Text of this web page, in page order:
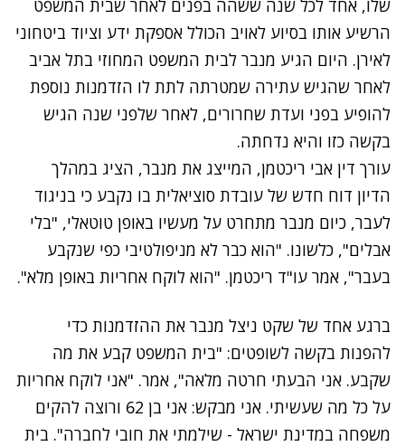
שלו, אחד לכל שנה ששהה בפנים לאחר שבית המשפט
הרשיע אותו בסיוע לאויב הכולל אספקת ידע וציוד ביטחוני
לאירן. היום הגיע מנבר לבית המשפט המחוזי בתל אביב
לאחר שהגיש עתירה שמטרתה לתת לו הזדמנות נוספת
להופיע בפני ועדת שחרורים, לאחר שלפני שנה הגיש
בקשה כזו והיא נדחתה.
עורך דין אבי ריכטמן, המייצג את מנבר, הציג במהלך
הדיון דוח חדש של עובדת סוציאלית בו נקבע כי בניגוד
לעבר, כיום מנבר מתחרט על מעשיו באופן טוטאלי, "בלי
אבלים", כלשונו. "הוא כבר לא מניפולטיבי כפי שנקבע
בעבר", אמר עו"ד ריכטמן. "הוא לוקח אחריות באופן מלא".
ברגע אחד של שקט ניצל מנבר את ההזדמנות כדי
להפנות בקשה לשופטים: "בית המשפט קבע את מה
שקבע. אני הבעתי חרטה מלאה", אמר. "אני לוקח אחריות
על כל מה שעשיתי. אני מבקש: אני בן 62 ורוצה להקים
משפחה במדינת ישראל - שילמתי את חובי לחברה". בית